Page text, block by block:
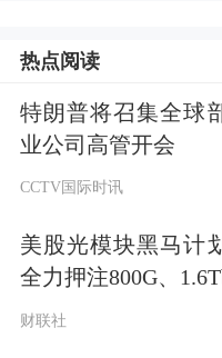
彭家文的上述表
以来的股价表现
收盘，招商银
36.23元，下跌
达到了11.82%
热点阅读
特朗普将召集全球
业公司高管开会
CCTV国际时讯
美股光模块黑马计
全力押注800G、
财联社